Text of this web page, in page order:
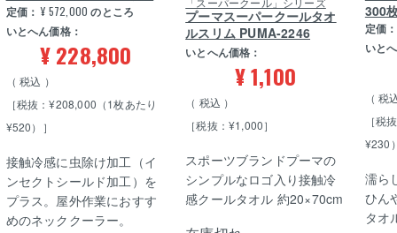
定価： ¥ 572,000 のところ
いとへん価格：
¥228,800
税込
［税抜：¥208,000（1枚あたり
¥520）］
接触冷感に虫除け加工（イ
ンセクトシールド加工）を
プラス。屋外作業におすす
めのネッククーラー。
プーマスーパークールタオ
ルスリム PUMA-2246
いとへん価格：
¥1,100
税込
［税抜：¥1,000］
スポーツブランドプーマの
シンプルなロゴ入り接触冷
感クールタオル 約20×70cm
300
定価：
いと
税
［税
¥230
濡ら
ひん
タオ